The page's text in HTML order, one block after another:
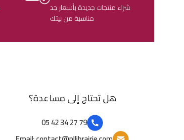
شراء منتجات جديدة بأسعار جد
مناسبة من بيتك
هل تحتاج إلى مساعدة؟
79 27 34 42 05